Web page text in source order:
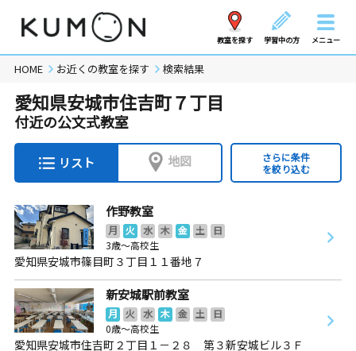
教室を探す 学習中の方 メニュー
HOME お近くの教室を探す 検索結果
愛知県安城市住吉町７丁目
付近の公文式教室
リスト 地図
さらに条件
を絞り込む
作野教室
月 火 水 木 金 土
日
3歳～高校生
愛知県安城市篠目町３丁目１１番地７
新安城駅前教室
月 火 水 木 金 土
日
0歳～高校生
愛知県安城市住吉町２丁目１－２８ 第３新安城ビル３Ｆ